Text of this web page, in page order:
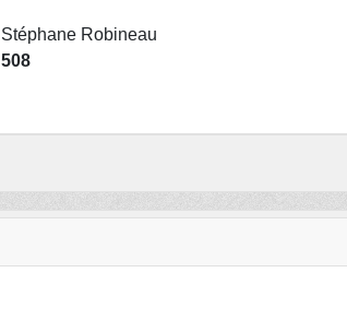
Stéphane Robineau
508